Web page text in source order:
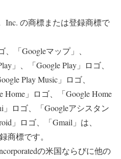
Inc. の商標または登録商標で
、「Googleマップ」、
」、「Google Play」ロゴ、
Play Music」ロゴ、
Home」ロゴ、「Google Home
ロゴ、「Googleアシスタン
」ロゴ、「Gmail」は、
商標です。
の米国ならびに他の